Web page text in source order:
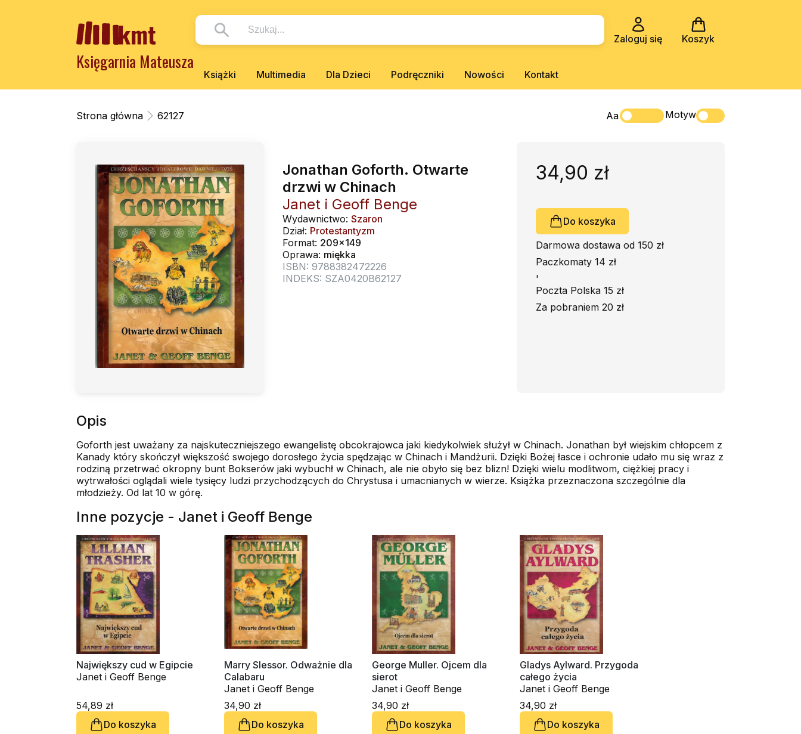
Zaloguj się Koszyk
Księgarnia Mateusza
Książki Multimedia Dla Dzieci Podręczniki Nowości Kontakt
Strona główna 62127 Aa Motyw
Jonathan Goforth. Otwarte
drzwi w Chinach
Janet i Geoff Benge
Wydawnictwo: Szaron
Dział: Protestantyzm
Format: 209x149
Oprawa: miękka
ISBN: 9788382472226
INDEKS: SZA0420B62127
34,90 zł
Do koszyka
Darmowa dostawa od 150 zł
Paczkomaty 14 zł
'
Poczta Polska 15 zł
Za pobraniem 20 zł
Opis
Goforth jest uważany za najskuteczniejszego ewangelistę obcokrajowca jaki kiedykolwiek służył w Chinach. Jonathan był wiejskim chłopcem z
Kanady który skończył większość swojego dorosłego życia spędzając w Chinach i Mandżurii. Dzięki Bożej łasce i ochronie udało mu się wraz z
rodziną przetrwać okropny bunt Bokserów jaki wybuchł w Chinach, ale nie obyło się bez blizn! Dzięki wielu modlitwom, ciężkiej pracy i
wytrwałości oglądali wiele tysięcy ludzi przychodzących do Chrystusa i umacnianych w wierze. Książka przeznaczona szczególnie dla
młodzieży. Od lat 10 w górę.
Inne pozycje - Janet i Geoff Benge
Największy cud w Egipcie
Janet i Geoff Benge
54,89 zł
Do koszyka
Marry Slessor. Odważnie dla
Calabaru
Janet i Geoff Benge
34,90 zł
Do koszyka
George Muller. Ojcem dla
sierot
Janet i Geoff Benge
34,90 zł
Do koszyka
Gladys Aylward. Przygoda
całego życia
Janet i Geoff Benge
34,90 zł
Do koszyka